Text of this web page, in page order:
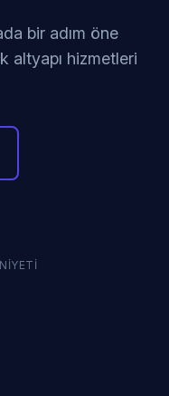
bir adım öne
altyapı hizmetleri